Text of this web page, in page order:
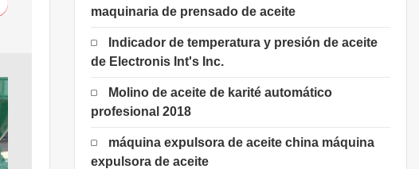
maquinaria de prensado de aceite
Indicador de temperatura y presión de aceite
de Electronis Int's Inc.
Molino de aceite de karité automático
profesional 2018
máquina expulsora de aceite china máquina
expulsora de aceite